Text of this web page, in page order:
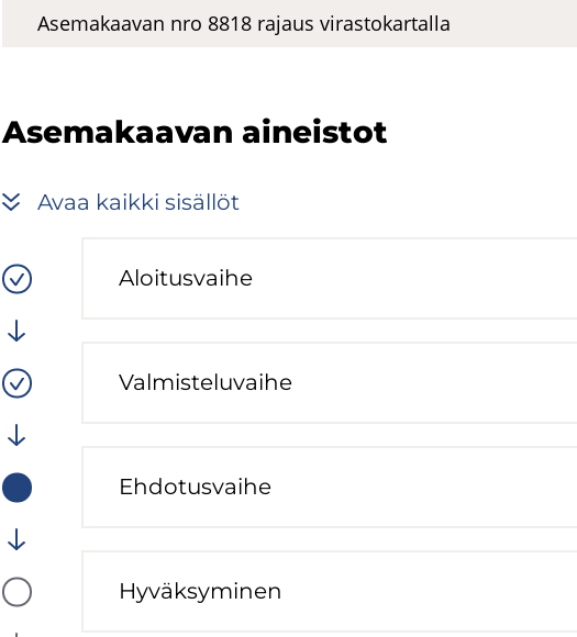
Ase­ma­kaa­van nro 8818 ra­jaus vi­ras­to­kar­tal­la
Ase­ma­kaa­van ai­neis­tot
Avaa kaik­ki si­säl­löt
Aloi­tus­vai­he
(computed)
Val­mis­te­lu­vai­he
(computed)
Eh­do­tus­vai­he
(computed)
Hy­väk­sy­mi­nen
(computed)